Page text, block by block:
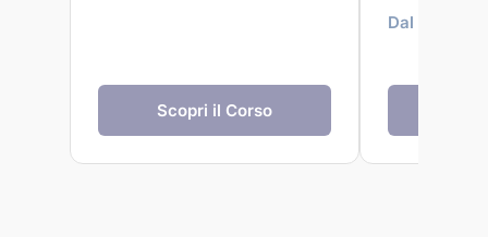
Scopri il Corso
Dal 09